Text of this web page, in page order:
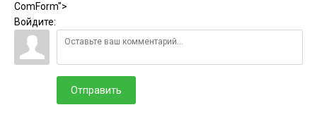
ComForm">
Войдите:
Отправить